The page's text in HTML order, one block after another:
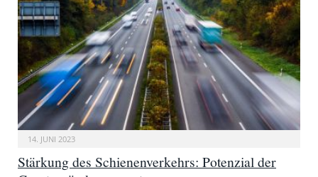
14. JUNI 2023
Stärkung des Schienenverkehrs: Potenzial der